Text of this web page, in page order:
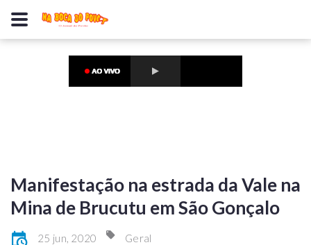
Manifestação na estrada da Vale na
Mina de Brucutu em São Gonçalo
25 jun, 2020 Geral